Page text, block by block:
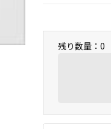
残り数量：0